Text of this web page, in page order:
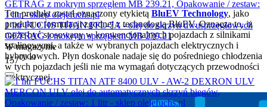
Ten produkt został oznaczony etykietą BluEV Technology, jako
produkt o formulacji zgodnej z technologią BluEV. Oznacza to, iż
może być stosowany w konwencjonalnych pojazdach z silnikami
spalinowymi, a także w wybranych pojazdach elektrycznych i
hybrydowych. Płyn doskonale nadaje się do pośredniego chłodzenia
w tych pojazdach jeśli nie ma wymagań dotyczących przewodności
elektrycznej.
1 litr FUCHS TITAN FFL-7A - olej do skrzyń dwusprzęgłowych
GETRAG z mokrym sprzęgłem MB 239.21
W magazynie
15700 zł